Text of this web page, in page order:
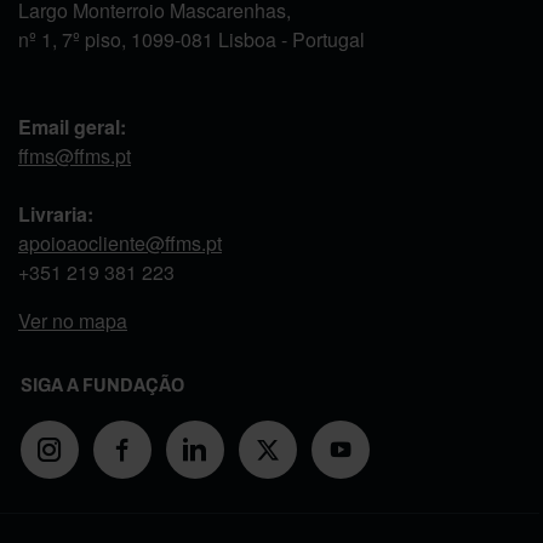
Largo Monterroio Mascarenhas,
nº 1, 7º piso, 1099-081 Lisboa - Portugal
Email geral:
ffms@ffms.pt
Livraria:
apoioaocliente@ffms.pt
+351 219 381 223
Ver no mapa
SIGA A FUNDAÇÃO